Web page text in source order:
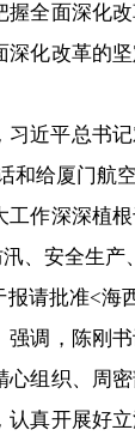
全面深化
化改革的
近平总书
给厦门
作深深植
、安全生产
请批准<海
调，陈刚
组织、周
真开展好